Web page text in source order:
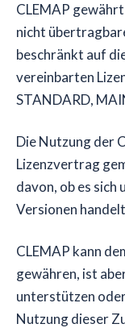
CLEMAP
nicht
beschränkt auf
vereinbarten
STANDARD,
Die Nutzung der
Lizenzvertrag
davon, ob es
Versionen
CLEMAP kann
gewähren, ist
unterstützen
Nutzung dieser